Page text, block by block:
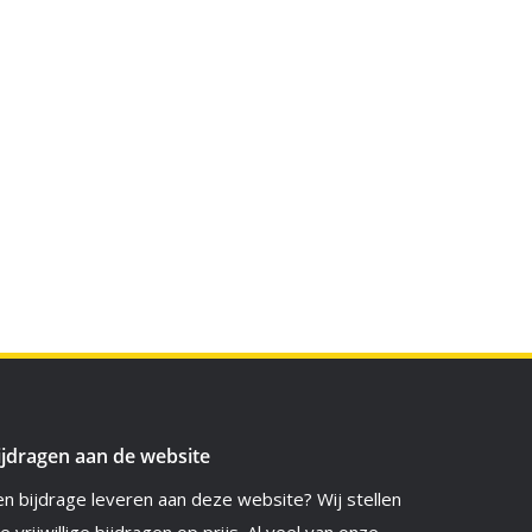
aan de website
bijdrage leveren aan deze website? Wij stellen